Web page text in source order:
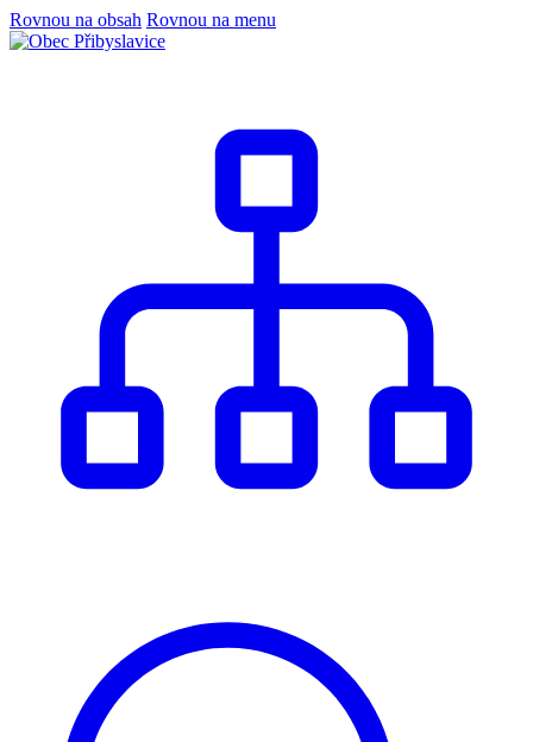
Rovnou na obsah Rovnou na menu